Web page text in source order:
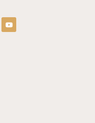
Y
o
u